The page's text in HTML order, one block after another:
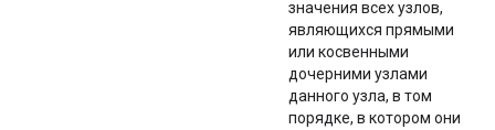
значения всех узлов,
являющихся прямыми
или косвенными
дочерними узлами
данного узла, в том
порядке, в котором они